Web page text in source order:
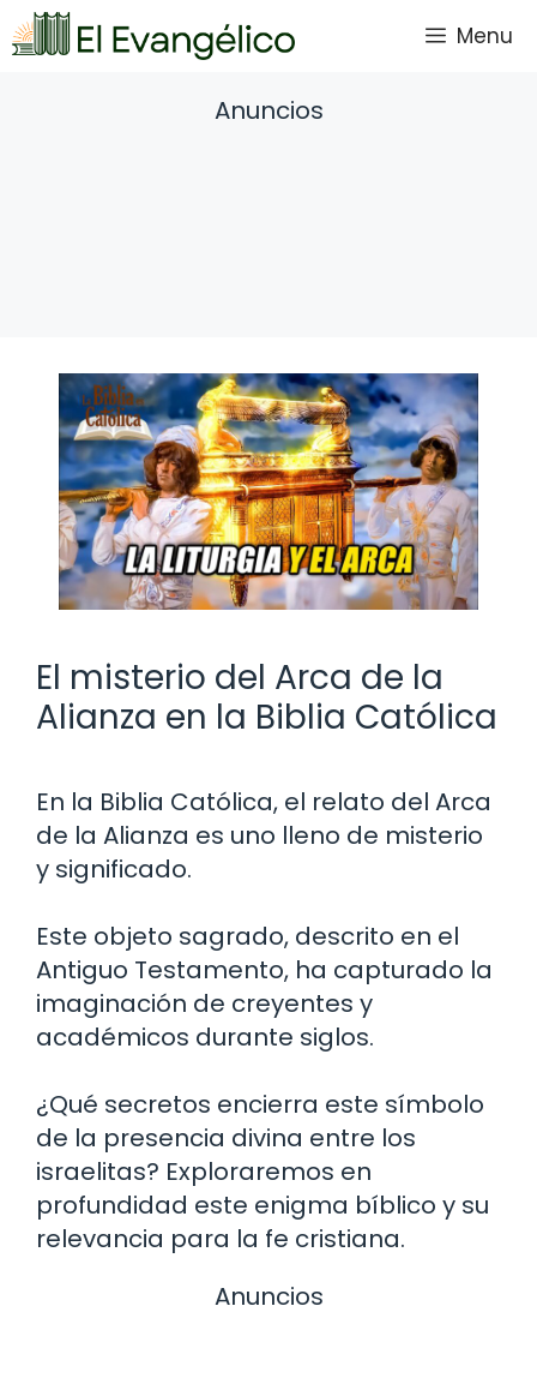
Saltar
al
Menu
Anuncios
El misterio del Arca de la
Alianza en la Biblia Católica
En la Biblia Católica, el relato del Arca
de la Alianza es uno lleno de misterio
y significado.
Este objeto sagrado, descrito en el
Antiguo Testamento, ha capturado la
imaginación de creyentes y
académicos durante siglos.
¿Qué secretos encierra este símbolo
de la presencia divina entre los
israelitas? Exploraremos en
profundidad este enigma bíblico y su
relevancia para la fe cristiana.
Anuncios